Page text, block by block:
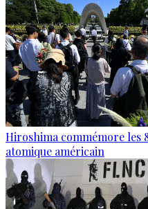
Hiroshima commémore les
atomique américain